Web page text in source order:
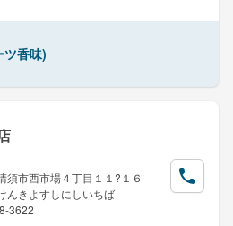
ツ香味)
須市西市場４丁目１１?１６
んきよすしにしいちば
3622